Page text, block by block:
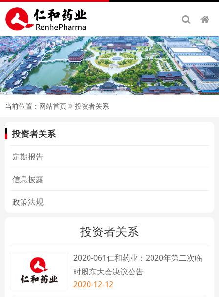
当前位置： 网站首页 投资者关系
投资者关系
定期报告
信息披露
政策法规
投资者关系
2020-061仁和药业：2020年第二次临
时股东大会决议公告
2020-12-12